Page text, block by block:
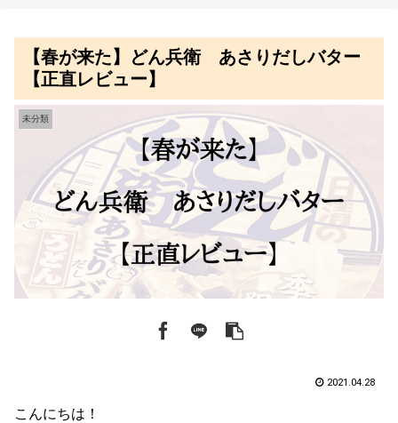
【春が来た】どん兵衛 あさりだしバター
【正直レビュー】
未分類
2021.04.28
こんにちは！